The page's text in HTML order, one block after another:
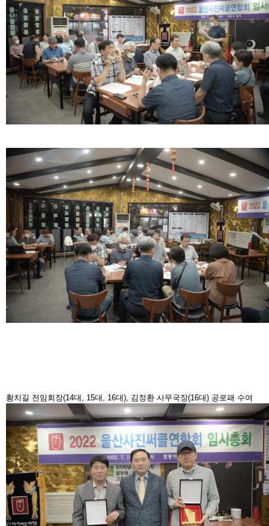
황치길 전임회장(14대, 15대, 16대), 김정환 사무국장(16대) 공로패 수여